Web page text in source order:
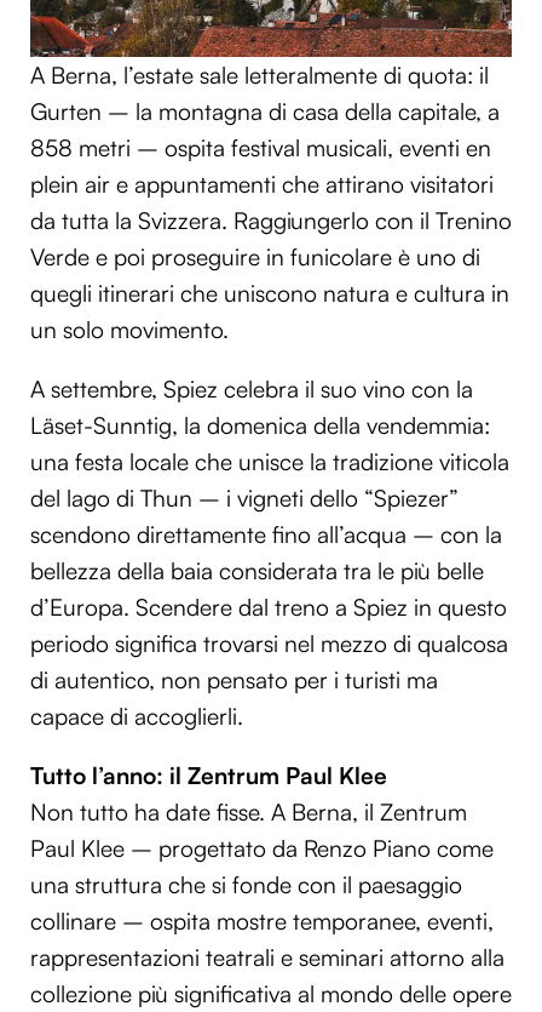
A Berna, l’estate sale letteralmente di quota: il
Gurten – la montagna di casa della capitale, a
858 metri – ospita festival musicali, eventi en
plein air e appuntamenti che attirano visitatori
da tutta la Svizzera. Raggiungerlo con il Trenino
Verde e poi proseguire in funicolare è uno di
quegli itinerari che uniscono natura e cultura in
un solo movimento.
A settembre, Spiez celebra il suo vino con la
Läset-Sunntig, la domenica della vendemmia:
una festa locale che unisce la tradizione viticola
del lago di Thun – i vigneti dello “Spiezer”
scendono direttamente fino all’acqua – con la
bellezza della baia considerata tra le più belle
d’Europa. Scendere dal treno a Spiez in questo
periodo significa trovarsi nel mezzo di qualcosa
di autentico, non pensato per i turisti ma
capace di accoglierli.
Tutto l’anno: il Zentrum Paul Klee
Non tutto ha date fisse. A Berna, il Zentrum
Paul Klee – progettato da Renzo Piano come
una struttura che si fonde con il paesaggio
collinare – ospita mostre temporanee, eventi,
rappresentazioni teatrali e seminari attorno alla
collezione più significativa al mondo delle opere